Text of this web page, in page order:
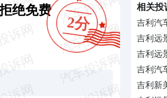
2分
绝免费
相关投
吉利汽
诿拒绝
吉利远
后无人
吉利远
驶安全
吉利汽
吉利新